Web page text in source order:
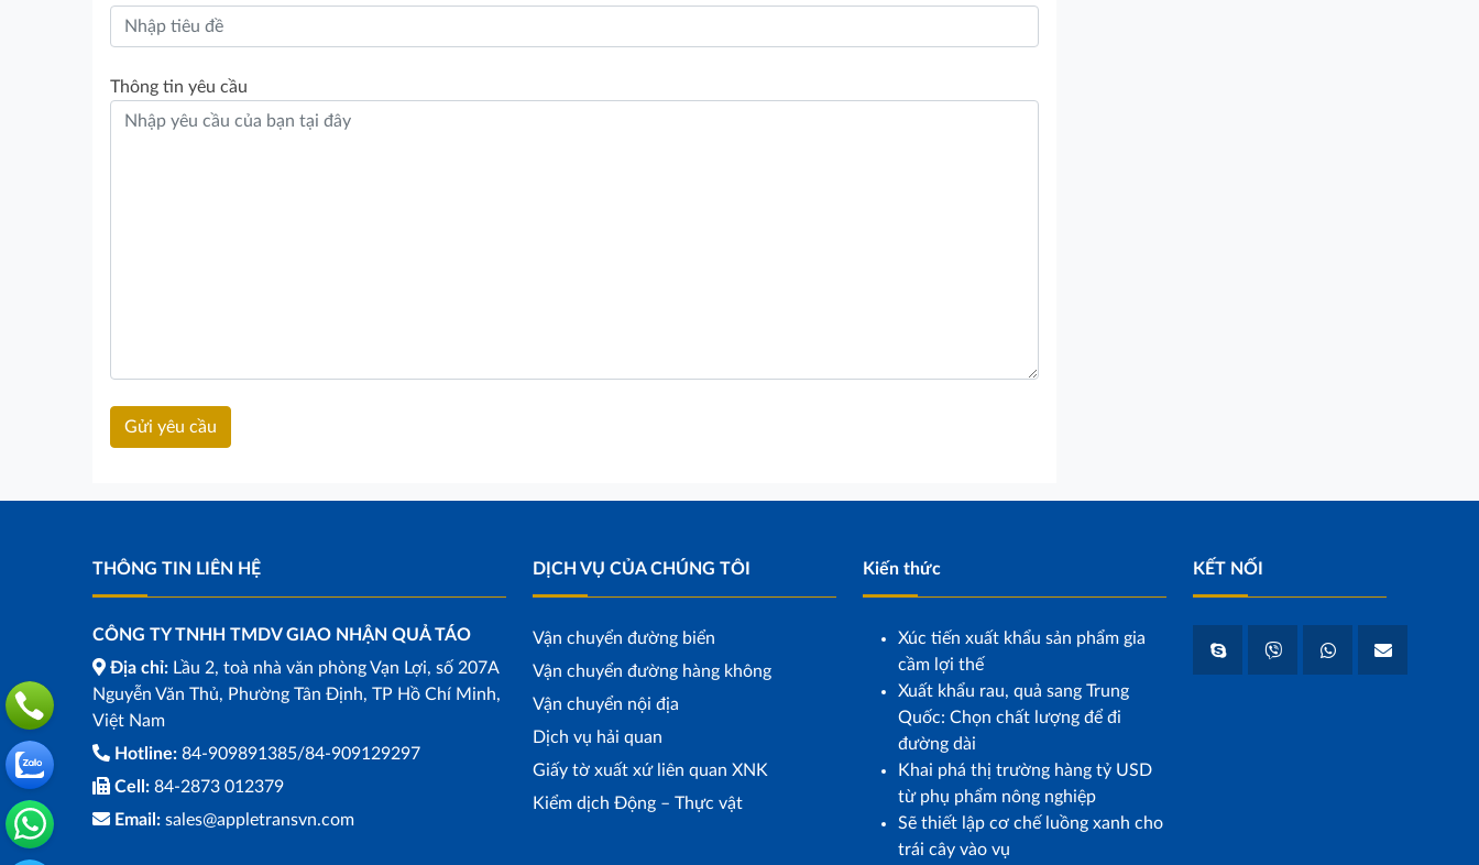
Thông tin yêu cầu
THÔNG TIN LIÊN HỆ
CÔNG TY TNHH TMDV GIAO NHẬN QUẢ TÁO
Địa chỉ: Lầu 2, toà nhà văn phòng Vạn Lợi, số 207A
Nguyễn Văn Thủ, Phường Tân Định, TP Hồ Chí Minh,
Việt Nam
Hotline: 84-909891385/84-909129297
Cell: 84-2873 012379
Email: sales@appletransvn.com
DỊCH VỤ CỦA CHÚNG TÔI
Vận chuyển đường biển
Vận chuyển đường hàng không
Vận chuyển nội địa
Dịch vụ hải quan
Giấy tờ xuất xứ liên quan XNK
Kiểm dịch Động – Thực vật
Kiến thức
Xúc tiến xuất khẩu sản phẩm gia
cầm lợi thế
Xuất khẩu rau, quả sang Trung
Quốc: Chọn chất lượng để đi
đường dài
Khai phá thị trường hàng tỷ USD
từ phụ phẩm nông nghiệp
Sẽ thiết lập cơ chế luồng xanh cho
trái cây vào vụ
KẾT NỐI